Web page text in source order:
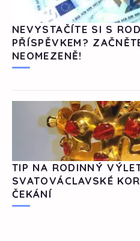
NEVYSTAČÍTE SI S
PŘÍSPĚVKEM?
NEOMEZENĚ!
TIP NA RODINNÝ
SVATOVÁCLAVSKÉ
ČEKÁNÍ